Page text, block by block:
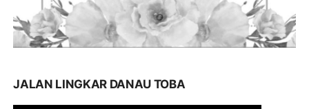
JALAN LINGKAR DANAU TOBA